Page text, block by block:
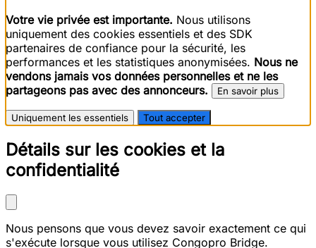
Votre vie privée est importante. Nous utilisons
uniquement des cookies essentiels et des SDK
partenaires de confiance pour la sécurité, les
performances et les statistiques anonymisées. Nous ne
vendons jamais vos données personnelles et ne les
partageons pas avec des annonceurs.
En savoir plus
Uniquement les essentiels Tout accepter
Détails sur les cookies et la
confidentialité
Nous pensons que vous devez savoir exactement ce qui
s'exécute lorsque vous utilisez Congopro Bridge.